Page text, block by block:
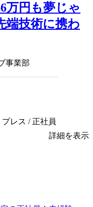
万円も夢じゃ
端技術に携わ
事業部
レス / 正社員
詳細を表示